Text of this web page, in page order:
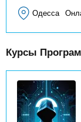
Одесса
Курсы